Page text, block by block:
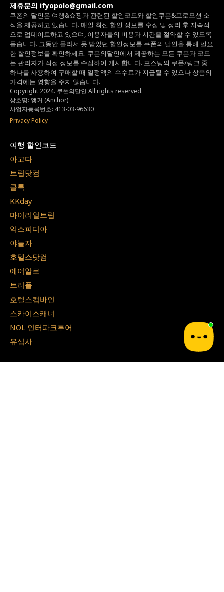
제휴문의 ifyopolo@gmail.com
쿠폰의 달인은 여행&쇼핑과 관련된 할인코드와 할인쿠폰&프로모션 소
식을 제공하고 있습니다. 매일 최신 할인 정보를 수집 및 정리 후 지속적
으로 업데이트하고 있으며, 이용자들의 비용과 시간을 절약할 수 있도록
돕습니다. 그동안 몰라서 못 받았던 할인정보를 쿠폰의 달인을 통해 필요
한 할인정보를 확인하세요. 쿠폰의달인에서 제공하는 모든 쿠폰과 코드
는 관리자가 직접 정보를 수집하여 게시합니다. 포스팅의 쿠폰/링크 중
하나를 사용하여 구매할 때 일정액의 수수료가 지급될 수 있으나상품의
가격에는 영향을 주지 않습니다.
Copyright 2024. 쿠폰의달인 All rights reserved.
상호명: 앵커 (Anchor)
사업자등록번호: 413-03-96630
Privacy Policy
여행 할인코드
아고다
트립닷컴
클룩
KKday
마이리얼트립
익스피디아
야놀자
호텔스닷컴
에어알로
트리플
호텔스컴바인
스카이스캐너
NOL 인터파크투어
유심사